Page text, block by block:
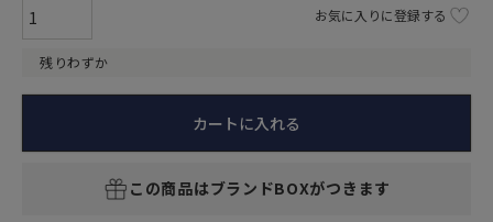
残りわずか
お気に入りに登録する
カートに入れる
この商品はブランドBOXがつきます